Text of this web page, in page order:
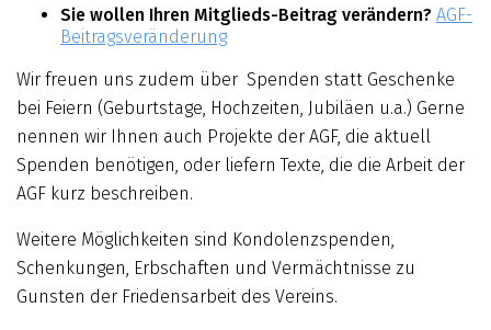
Sie wollen Ihren Mitglieds-Beitrag verändern? AGF-
Beitragsveränderung
Wir freuen uns zudem über Spenden statt Geschenke
bei Feiern (Geburtstage, Hochzeiten, Jubiläen u.a.) Gerne
nennen wir Ihnen auch Projekte der AGF, die aktuell
Spenden benötigen, oder liefern Texte, die die Arbeit der
AGF kurz beschreiben.
Weitere Möglichkeiten sind Kondolenzspenden,
Schenkungen, Erbschaften und Vermächtnisse zu
Gunsten der Friedensarbeit des Vereins.